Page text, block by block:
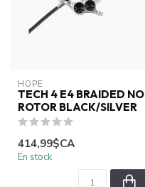
HOPE
TECH 4 E4 BRAIDED NO
ROTOR BLACK/SILVER
414,99$CA
En stock